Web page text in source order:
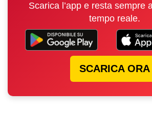
Scarica l’app e resta sempre
tempo reale.
SCARICA ORA